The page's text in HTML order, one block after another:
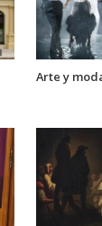
Arte y